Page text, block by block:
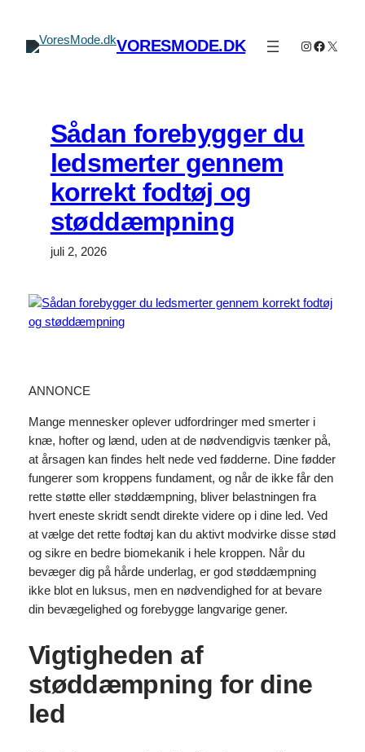
indhold
VORESMODE.DK Instagram
X
Sådan forebygger du
ledsmerter gennem
korrekt fodtøj og
støddæmpning
juli 2, 2026
ANNONCE
Mange mennesker oplever udfordringer med smerter i
knæ, hofter og lænd, uden at de nødvendigvis tænker på,
at årsagen kan findes helt nede ved fødderne. Dine fødder
fungerer som kroppens fundament, og når de ikke får den
rette støtte eller støddæmpning, bliver belastningen fra
hvert eneste skridt sendt direkte videre op i dine led. Ved
at vælge det rette fodtøj kan du aktivt modvirke disse stød
og sikre en bedre biomekanik i hele kroppen. Når du
bevæger dig på hårde underlag, er god støddæmpning
ikke blot en luksus, men en nødvendighed for at bevare
din bevægelighed og forebygge langvarige gener.
Vigtigheden af
støddæmpning for dine
led